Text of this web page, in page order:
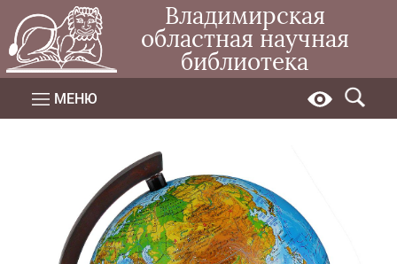
Владимирская
областная научная
библиотека
МЕНЮ